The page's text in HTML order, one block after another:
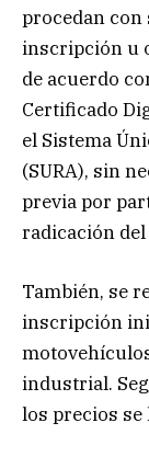
procedan
inscripción u
de acuerdo
Certificado
el Sistema
(SURA), sin
previa por
radicación
También, se
inscripción
industrial.
los precios se